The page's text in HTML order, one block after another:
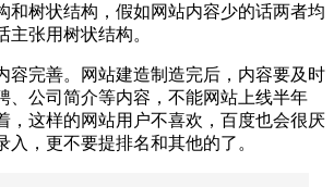
和树状结构，假如网站内容少的话两者均
主张用树状结构。
容完善。网站建造制造完后，内容要及时
、公司简介等内容，不能网站上线半年
，这样的网站用户不喜欢，百度也会很厌
入，更不要提排名和其他的了。